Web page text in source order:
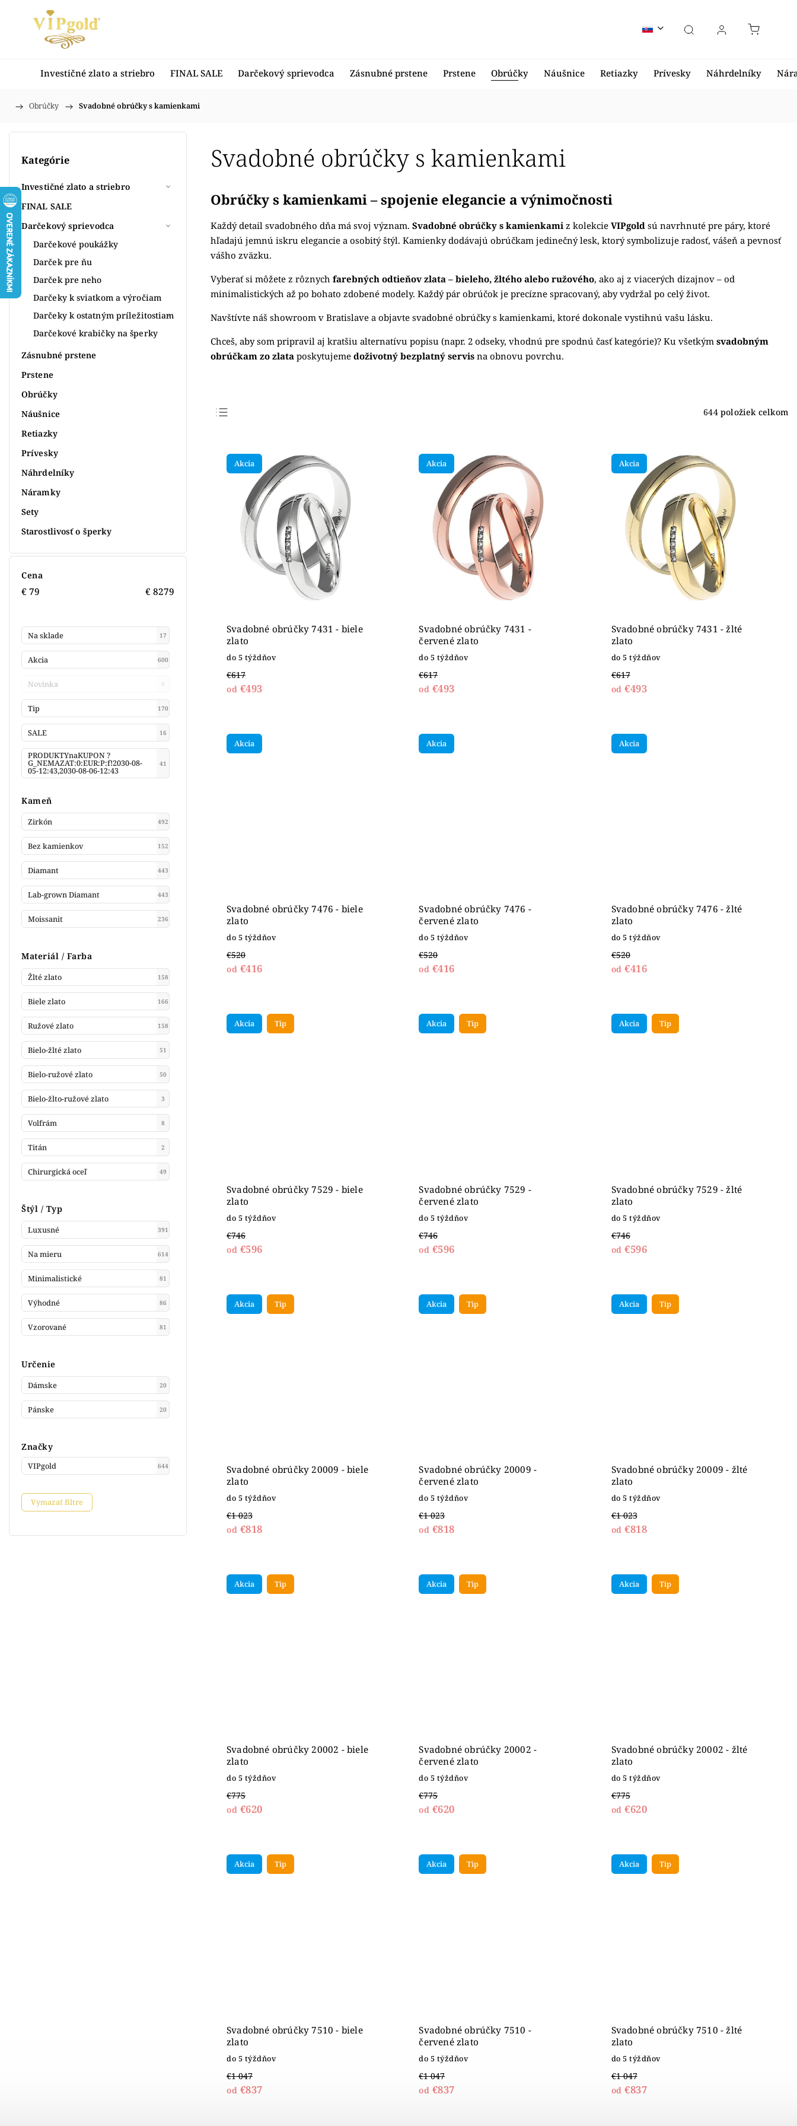
Investičné zlato a striebro FINAL SALE Darčekový sprievodca Zásnubné prstene Prstene Obrúčky Náušnice Retiazky Prívesky Náhrdelníky
Domov
/ Obrúčky / Svadobné obrúčky s kamienkami
Kategórie
Investičné zlato a striebro
FINAL SALE
Darčekový sprievodca
Darčekové poukážky
Darček pre ňu
Darček pre neho
Darčeky k sviatkom a výročiam
Darčeky k ostatným príležitostiam
Darčekové krabičky na šperky
Zásnubné prstene
Prstene
Obrúčky
Náušnice
Retiazky
Prívesky
Náhrdelníky
Náramky
Sety
Starostlivosť o šperky
Cena
€79 €8279
Na sklade 17
Akcia 600
Novinka 0
Tip 170
SALE 16
PRODUKTYnaKUPON ?
G_NEMAZAT:0:EUR:P:f!2030-08-
05-12:43,2030-08-06-12:43
41
Značky
VIPgold 644
Kameň
Zirkón 492
Bez kamienkov 152
Diamant 443
Lab-grown Diamant 443
Moissanit 236
Materiál / Farba
Žlté zlato 158
Biele zlato 166
Ružové zlato 158
Bielo-žlté zlato 51
Bielo-ružové zlato 50
Bielo-žlto-ružové zlato 3
Volfrám 8
Titán 2
Chirurgická oceľ 49
Štýl / Typ
Luxusné 391
Na mieru 614
Minimalistické 81
Výhodné 86
Vzorované 81
Určenie
Dámske 20
Pánske 20
Vymazať filtre
Svadobné obrúčky s kamienkami
Obrúčky s kamienkami – spojenie elegancie a výnimočnosti
Každý detail svadobného dňa má svoj význam. Svadobné obrúčky s kamienkami z kolekcie VIPgold sú navrhnuté pre páry, ktoré
hľadajú jemnú iskru elegancie a osobitý štýl. Kamienky dodávajú obrúčkam jedinečný lesk, ktorý symbolizuje radosť, vášeň a pevnosť
vášho zväzku.
Vyberať si môžete z rôznych farebných odtieňov zlata – bieleho, žltého alebo ružového, ako aj z viacerých dizajnov – od
minimalistických až po bohato zdobené modely. Každý pár obrúčok je precízne spracovaný, aby vydržal po celý život.
Navštívte náš showroom v Bratislave a objavte svadobné obrúčky s kamienkami, ktoré dokonale vystihnú vašu lásku.
Chceš, aby som pripravil aj kratšiu alternatívu popisu (napr. 2 odseky, vhodnú pre spodnú časť kategórie)? Ku všetkým svadobným
obrúčkam zo zlata poskytujeme doživotný bezplatný servis na obnovu povrchu.
Najdrahšie
Abecedne
644položiek celkom
Akcia
Svadobné obrúčky 7431 - biele
zlato
do 5 týždňov
€617
od €493
Akcia
Svadobné obrúčky 7431 -
červené zlato
do 5 týždňov
€617
od €493
Akcia
Svadobné obrúčky 7431 - žlté
zlato
do 5 týždňov
€617
od €493
Akcia
Svadobné obrúčky 7476 - biele
zlato
do 5 týždňov
€520
od €416
Akcia
Svadobné obrúčky 7476 -
červené zlato
do 5 týždňov
€520
od €416
Akcia
Svadobné obrúčky 7476 - žlté
zlato
do 5 týždňov
€520
od €416
Akcia Tip
Svadobné obrúčky 7529 - biele
zlato
do 5 týždňov
€746
od €596
Akcia Tip
Svadobné obrúčky 7529 -
červené zlato
do 5 týždňov
€746
od €596
Akcia Tip
Svadobné obrúčky 7529 - žlté
zlato
do 5 týždňov
€746
od €596
Akcia Tip
Svadobné obrúčky 20009 - biele
zlato
do 5 týždňov
€1 023
od €818
Akcia Tip
Svadobné obrúčky 20009 -
červené zlato
do 5 týždňov
€1 023
od €818
Akcia Tip
Svadobné obrúčky 20009 - žlté
zlato
do 5 týždňov
€1 023
od €818
Akcia Tip
Svadobné obrúčky 20002 - biele
zlato
do 5 týždňov
€775
od €620
Akcia Tip
Svadobné obrúčky 20002 -
červené zlato
do 5 týždňov
€775
od €620
Akcia Tip
Svadobné obrúčky 20002 - žlté
zlato
do 5 týždňov
€775
od €620
Akcia Tip
Svadobné obrúčky 7510 - biele
zlato
do 5 týždňov
€1 047
od €837
Akcia Tip
Svadobné obrúčky 7510 -
červené zlato
do 5 týždňov
€1 047
od €837
Akcia Tip
Svadobné obrúčky 7510 - žlté
zlato
do 5 týždňov
€1 047
od €837